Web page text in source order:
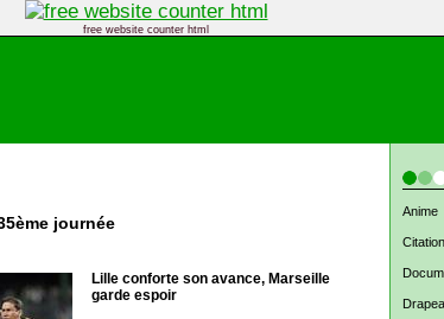
free website counter html
Anime
Citation
journée
Lille conforte son avance, Marseille
garde espoir